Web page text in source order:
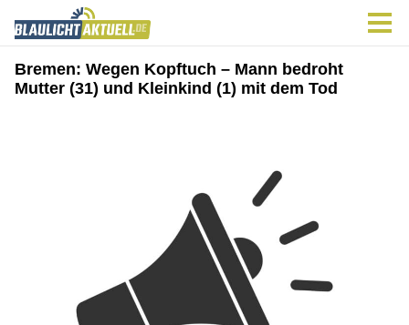
Bremen: Wegen Kopftuch – Mann bedroht
Mutter (31) und Kleinkind (1) mit dem Tod